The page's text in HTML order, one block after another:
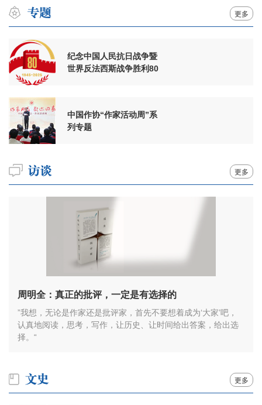
更多
纪念中国人民抗日战争暨
世界反法西斯战争胜利80
中国作协“作家活动周”系
列专题
更多
周明全：真正的批评，一定是有选择的
”我想，无论是作家还是批评家，首先不要想着成为‘大家’吧，
认真地阅读，思考，写作，让历史、让时间给出答案，给出选
择。“
更多